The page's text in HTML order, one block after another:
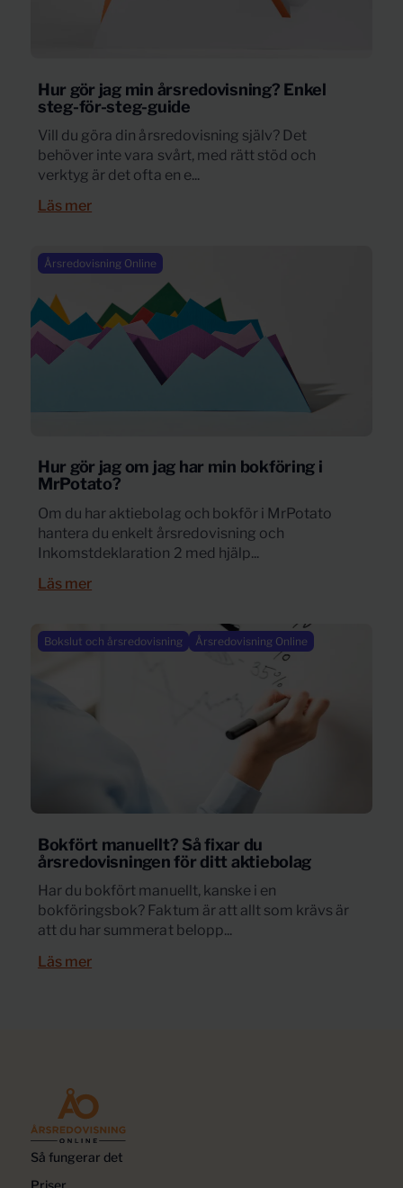
Hur gör jag min årsredovisning? Enkel
steg-för-steg-guide
Vill du göra din årsredovisning själv? Det
behöver inte vara svårt, med rätt stöd och
verktyg är det ofta en e...
Läs mer
Årsredovisning Online
Hur gör jag om jag har min bokföring i
MrPotato?
Om du har aktiebolag och bokför i MrPotato
hantera du enkelt årsredovisning och
Inkomstdeklaration 2 med hjälp...
Läs mer
Bokslut och årsredovisning Årsredovisning Online
Bokfört manuellt? Så fixar du
årsredovisningen för ditt aktiebolag
Har du bokfört manuellt, kanske i en
bokföringsbok? Faktum är att allt som krävs är
att du har summerat belopp...
Läs mer
Så fungerar det
Priser